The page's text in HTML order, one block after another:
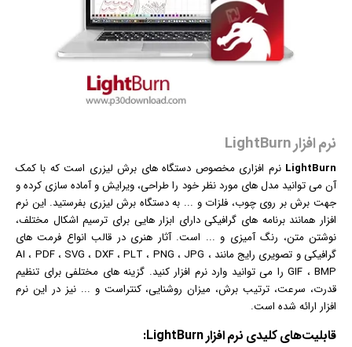
نرم افزار LightBurn
LightBurn نرم افزاری مخصوص دستگاه های برش لیزری است که با کمک
آن می توانید مدل های مورد نظر خود را طراحی، ویرایش و آماده سازی کرده و
جهت برش بر روی چوب، فلزات و ... به دستگاه برش لیزری بفرستید. این نرم
افزار همانند برنامه های گرافیکی دارای ابزار هایی برای ترسیم اشکال مختلف،
نوشتن متن، رنگ آمیزی و ... است. آثار هنری در قالب انواع فرمت های
گرافیکی و تصویری رایج مانند AI ، PDF ، SVG ، DXF ، PLT ، PNG ، JPG ،
GIF ، BMP را می توانید وارد نرم افزار کنید. گزینه های مختلفی برای تنظیم
قدرت، سرعت، ترتیب برش، میزان روشنایی، کنتراست و ... نیز در این نرم
افزار ارائه شده است.
قابلیت‌های کلیدی نرم افزار